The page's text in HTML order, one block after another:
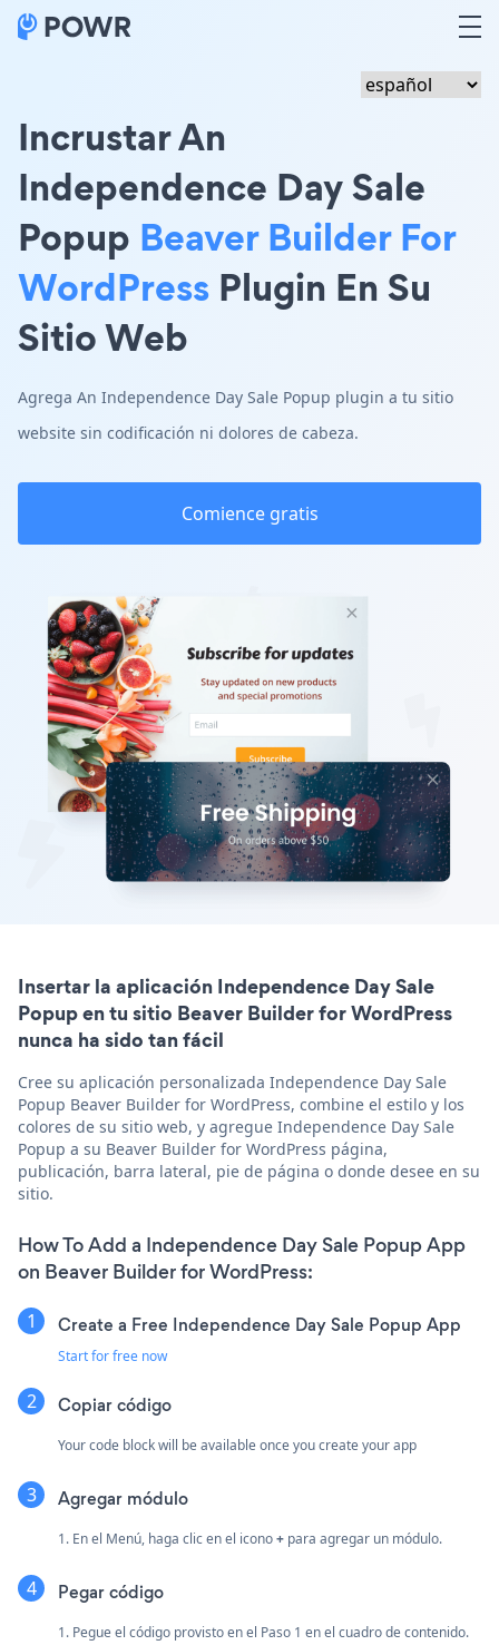
Incrustar An
Independence Day Sale
Popup Beaver Builder For
WordPress Plugin En Su
Sitio Web
Agrega An Independence Day Sale Popup plugin a tu sitio
website sin codificación ni dolores de cabeza.
Comience gratis
Insertar la aplicación Independence Day Sale
Popup en tu sitio Beaver Builder for WordPress
nunca ha sido tan fácil
Cree su aplicación personalizada Independence Day Sale
Popup Beaver Builder for WordPress, combine el estilo y los
colores de su sitio web, y agregue Independence Day Sale
Popup a su Beaver Builder for WordPress página,
publicación, barra lateral, pie de página o donde desee en su
sitio.
How To Add a Independence Day Sale Popup App
on Beaver Builder for WordPress:
Create a Free Independence Day Sale Popup App
Start for free now
Copiar código
Your code block will be available once you create your app
Agregar módulo
1. En el Menú, haga clic en el icono+ para agregar un módulo.
Pegar código
1. Pegue el código provisto en el Paso 1 en el cuadro de contenido.